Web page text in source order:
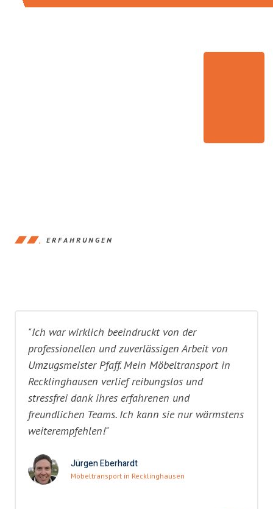
ERFAHRUNGEN
"Ich war wirklich beeindruckt von der
professionellen und zuverlässigen Arbeit von
Umzugsmeister Pfaff. Mein Möbeltransport in
Recklinghausen verlief reibungslos und
stressfrei dank ihres erfahrenen und
freundlichen Teams. Ich kann sie nur wärmstens
weiterempfehlen!"
Jürgen Eberhardt
Möbeltransport in Recklinghausen